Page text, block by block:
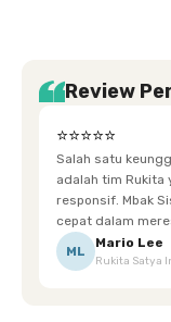
Review
⭐⭐⭐⭐⭐
Salah satu
adalah tim Rukita yang sangat ramah dan
responsif. Mbak Siska yang
cepat dalam
Ketika saya
terpeleset, permintaan tersebut langsung
ML
Mario Lee
Rukita Satya